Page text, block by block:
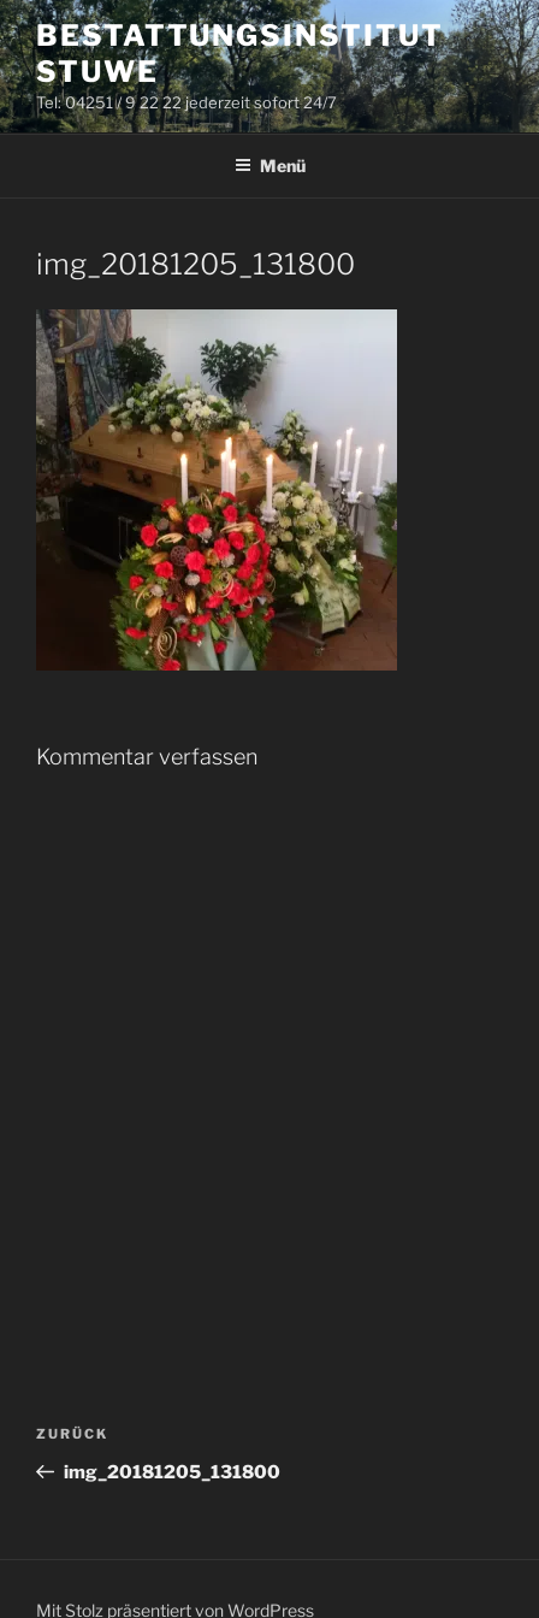
Zum
Inhalt
springen
BESTATTUNGSINSTITUT
STUWE
Tel: 04251 / 9 22 22 jederzeit sofort 24/7
Menü
img_20181205_131800
Kommentar verfassen
Beitragsnavigation
Vorheriger
Beitrag
ZURÜCK
img_20181205_131800
Mit Stolz präsentiert von WordPress